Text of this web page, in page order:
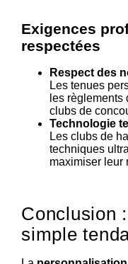
Exigences
respectées
Respect des
Les tenues
les
clubs de
Technologie
Les clubs de
techniques
maximiser leur
Conclusion
simple